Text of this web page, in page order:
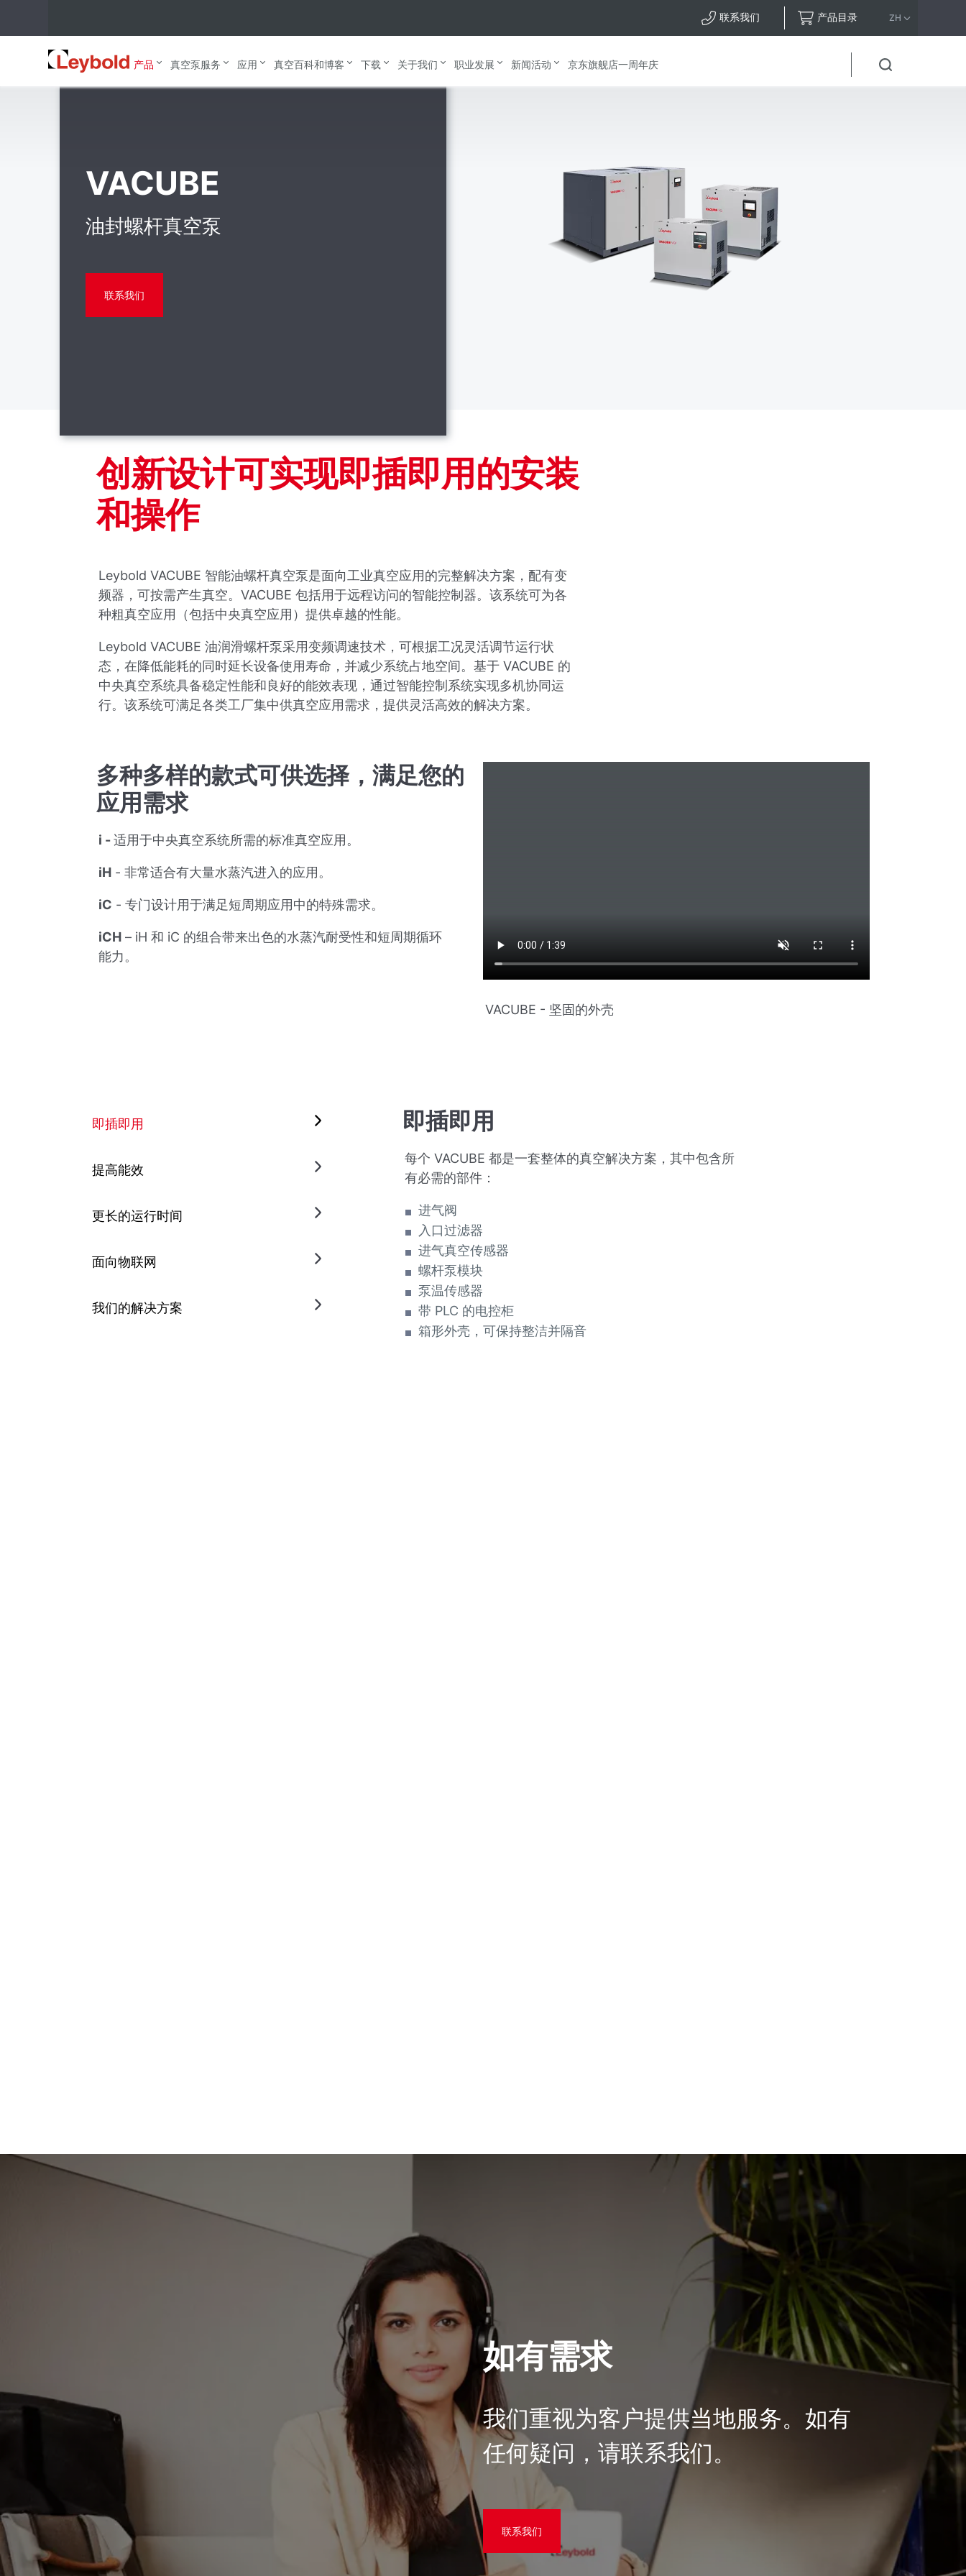
联系我们 产品目录 ZH
Leybold 产品 真空泵服务 应用 真空百科和博客 下载 关于我们 职业发展 新闻活动 京东旗舰店一周年庆
VACUBE
油封螺杆真空泵
联系我们
创新设计可实现即插即用的安装
和操作
Leybold VACUBE 智能油螺杆真空泵是面向工业真空应用的完整解决方案，配有变
频器，可按需产生真空。VACUBE 包括用于远程访问的智能控制器。该系统可为各
种粗真空应用（包括中央真空应用）提供卓越的性能。
Leybold VACUBE 油润滑螺杆泵采用变频调速技术，可根据工况灵活调节运行状
态，在降低能耗的同时延长设备使用寿命，并减少系统占地空间。基于 VACUBE 的
中央真空系统具备稳定性能和良好的能效表现，通过智能控制系统实现多机协同运
行。该系统可满足各类工厂集中供真空应用需求，提供灵活高效的解决方案。
多种多样的款式可供选择，满足您的
应用需求
i -适用于中央真空系统所需的标准真空应用。
iH - 非常适合有大量水蒸汽进入的应用。
iC - 专门设计用于满足短周期应用中的特殊需求。
iCH – iH 和 iC 的组合带来出色的水蒸汽耐受性和短周期循环
能力。
VACUBE - 坚固的外壳
即插即用
提高能效
更长的运行时间
面向物联网
我们的解决方案
即插即用
每个 VACUBE 都是一套整体的真空解决方案，其中包含所
有必需的部件：
进气阀
入口过滤器
进气真空传感器
螺杆泵模块
泵温传感器
带 PLC 的电控柜
箱形外壳，可保持整洁并隔音
如有需求
我们重视为客户提供当地服务。如有
任何疑问，请联系我们。
联系我们